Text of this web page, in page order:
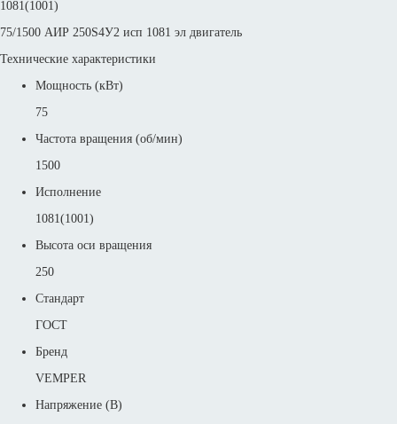
1081(1001)
75/1500 АИР 250S4У2 исп 1081 эл двигатель
Технические характеристики
Мощность (кВт)
75
Частота вращения (об/мин)
1500
Исполнение
1081(1001)
Высота оси вращения
250
Стандарт
ГОСТ
Бренд
VEMPER
Напряжение (В)